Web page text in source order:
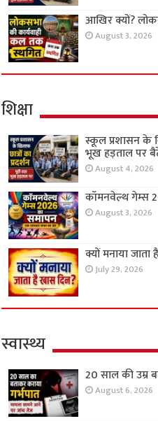
आखिर क्यों?
August 3, 2026
शिक्षा
स्कूल प्रशासन के
भूख हड़ताल पर
August 4, 2026
कॉमनवेल्थ गेम्स
August 3, 2026
क्यों मनाया
July 29, 2026
स्वास्थ्य
20 साल की उम्र
August 6, 2026